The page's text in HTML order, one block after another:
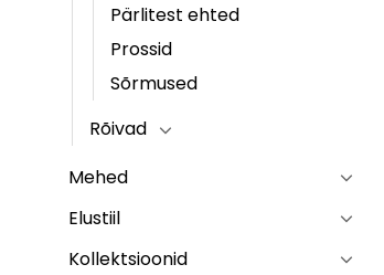
Pärlitest ehted
Prossid
Sõrmused
Rõivad
Mehed
Elustiil
Kollektsioonid